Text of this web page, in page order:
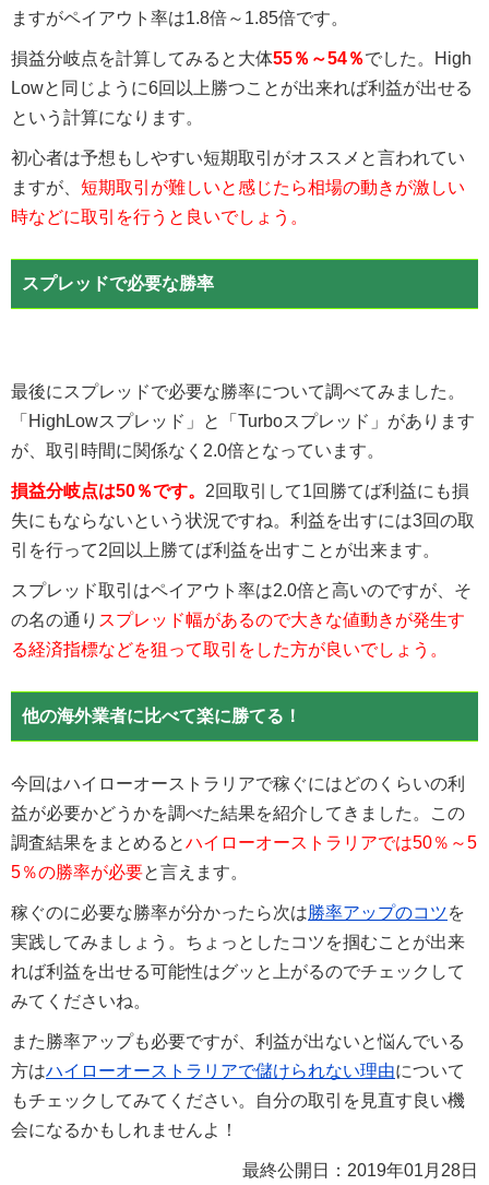
ますがペイアウト率は1.8倍～1.85倍です。
損益分岐点を計算してみると大体55％～54％でした。High
Lowと同じように6回以上勝つことが出来れば利益が出せる
という計算になります。
初心者は予想もしやすい短期取引がオススメと言われてい
ますが、 短期取引が難しいと感じたら相場の動きが激しい
時などに取引を行うと良いでしょう。
スプレッドで必要な勝率
最後にスプレッドで必要な勝率について調べてみました。
「HighLowスプレッド」と「Turboスプレッド」があります
が、取引時間に関係なく2.0倍となっています。
損益分岐点は50％です。 2回取引して1回勝てば利益にも損
失にもならないという状況ですね。利益を出すには3回の取
引を行って2回以上勝てば利益を出すことが出来ます。
スプレッド取引はペイアウト率は2.0倍と高いのですが、そ
の名の通り スプレッド幅があるので大きな値動きが発生す
る経済指標などを狙って取引をした方が良いでしょう。
他の海外業者に比べて楽に勝てる！
今回はハイローオーストラリアで稼ぐにはどのくらいの利
益が必要かどうかを調べた結果を紹介してきました。この
調査結果をまとめるとハイローオーストラリアでは50％～5
5％の勝率が必要と言えます。
稼ぐのに必要な勝率が分かったら次は勝率アップのコツを
実践してみましょう。ちょっとしたコツを掴むことが出来
れば利益を出せる可能性はグッと上がるのでチェックして
みてくださいね。
また勝率アップも必要ですが、利益が出ないと悩んでいる
方はハイローオーストラリアで儲けられない理由について
もチェックしてみてください。自分の取引を見直す良い機
会になるかもしれませんよ！
最終公開日： 2019年01月28日